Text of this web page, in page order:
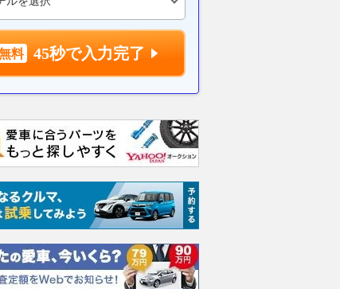
45秒で入力完了